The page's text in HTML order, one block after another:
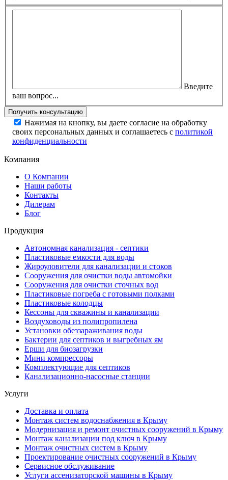
Введите
ваш вопрос...
Нажимая на кнопку, вы даете согласие на обработку
своих персональных данных и соглашаетесь с политикой
конфиденциальности
Компания
О Компании
Наши работы
Контакты
Дилерам
Блог
Продукция
Автономная канализация - септики
Пластиковые емкости для воды
Жироуловители для канализации и стоков
Сооружения для очистки воды автомойки
Сооружения для очистки сточных вод
Пластиковые погреба с готовыми полками
Пластиковые колодцы
Кессоны для скважины и канализации
Воздуховоды из полипропилена
Установки обеззараживания воды
Бактерии для септиков и выгребных ям
Ерши для биозагрузки
Мини компрессоры
Комплектующие для септиков
Канализационно-насосные станции
Услуги
Доставка и оплата
Монтаж систем водоснабжения в Крыму
Модернизация и ремонт очистных сооружений в Крыму
Монтаж канализации под ключ в Крыму
Монтаж очистных систем в Крыму
Проектирование очистных сооружений в Крыму
Сервисное обслуживание
Услуги ассенизаторской машины в Крыму